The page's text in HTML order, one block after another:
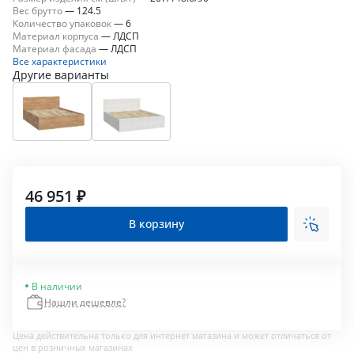
Вес брутто— 124.5
Количество упаковок—6
Материал корпуса —ЛДСП
Материал фасада —ЛДСП
Все характеристики
Другие варианты
46 951 ₽
В корзину
В наличии
Нашли дешевле?
Цена действительна только для интернет магазина и может отличаться от
цен в розничных магазинах